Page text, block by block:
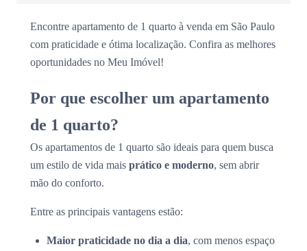
Encontre apartamento de 1 quarto à venda em São Paulo
com praticidade e ótima localização. Confira as melhores
oportunidades no Meu Imóvel!
Por que escolher um apartamento
de 1 quarto?
Os apartamentos de 1 quarto são ideais para quem busca
um estilo de vida mais prático e moderno, sem abrir
mão do conforto.
Entre as principais vantagens estão:
Maior praticidade no dia a dia, com menos espaço